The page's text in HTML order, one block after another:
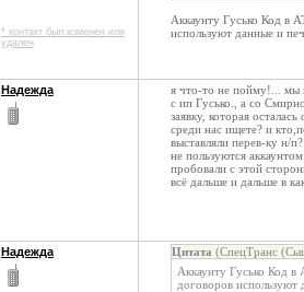
* контакт был изменен или
удален
Аккаунту Гусько Код в
используют данные и
Надежда
я что-то не пойму!... мы
с ип Гусько., а со
заявку, которая
среди нас ищете? и
выставляли перев-ку н/
не пользуются
пробовали с этой
всё дальше и дальше в
Надежда Цитата (СпецТранс
Аккаунту Гусько Код
договоров